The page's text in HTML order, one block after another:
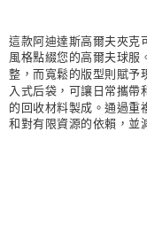
這款阿迪達斯高爾夫夾克
風格點綴您的高爾夫球服
整，而寬鬆的版型則賦予
入式后袋，可讓日常攜
的回收材料製成。通過重
和對有限資源的依賴，並